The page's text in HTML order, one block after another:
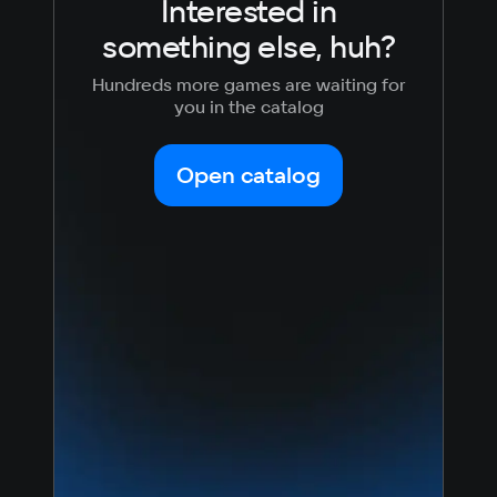
Video card
DirectX® 9.0c compatibl
Space
Interested in
something else, huh?
Hundreds more games are waiting for
you in the catalog
Open catalog